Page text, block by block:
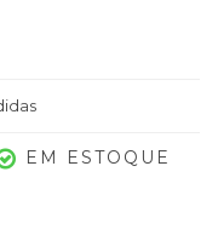
EM ESTOQUE